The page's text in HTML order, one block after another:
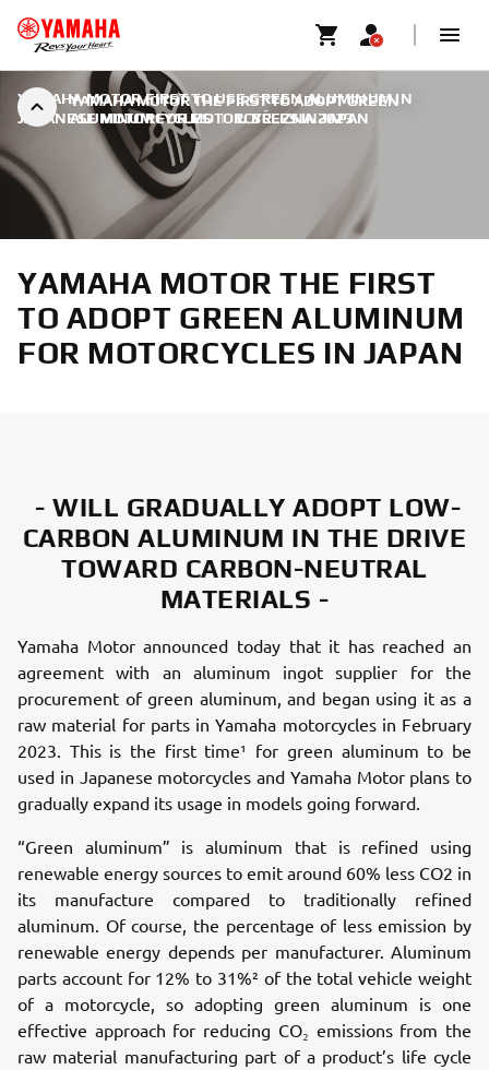
YAMAHA MOTOR THE FIRST TO ADOPT GREEN
ALUMINUM FOR MOTORCYCLES IN JAPAN
YAMAHA MOTOR FIRST TO USE GREEN ALUMINUM IN
JAPANESE MOTORCYCLES | 1. BŘEZNA 2023
YAMAHA MOTOR THE FIRST
TO ADOPT GREEN ALUMINUM
FOR MOTORCYCLES IN JAPAN
- WILL GRADUALLY ADOPT LOW-
CARBON ALUMINUM IN THE DRIVE
TOWARD CARBON-NEUTRAL
MATERIALS -
Yamaha Motor announced today that it has reached an
agreement with an aluminum ingot supplier for the
procurement of green aluminum, and began using it as a
raw material for parts in Yamaha motorcycles in February
2023. This is the first time¹ for green aluminum to be
used in Japanese motorcycles and Yamaha Motor plans to
gradually expand its usage in models going forward.
“Green aluminum” is aluminum that is refined using
renewable energy sources to emit around 60% less CO2 in
its manufacture compared to traditionally refined
aluminum. Of course, the percentage of less emission by
renewable energy depends per manufacturer. Aluminum
parts account for 12% to 31%² of the total vehicle weight
of a motorcycle, so adopting green aluminum is one
effective approach for reducing CO₂ emissions from the
raw material manufacturing part of a product’s life cycle